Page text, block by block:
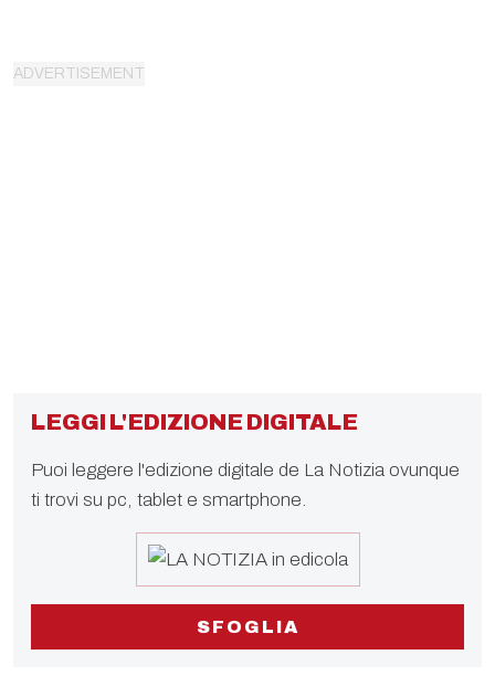
LEGGI L'EDIZIONE DIGITALE
Puoi leggere l'edizione digitale de La Notizia ovunque
ti trovi su pc, tablet e smartphone.
SFOGLIA